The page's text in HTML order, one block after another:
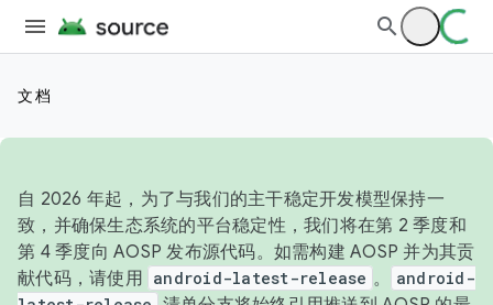
文档
自 2026 年起，为了与我们的主干稳定开发模型保持一
致，并确保生态系统的平台稳定性，我们将在第 2 季度和
第 4 季度向 AOSP 发布源代码。如需构建 AOSP 并为其贡
献代码，请使用 android-latest-release 。
android-